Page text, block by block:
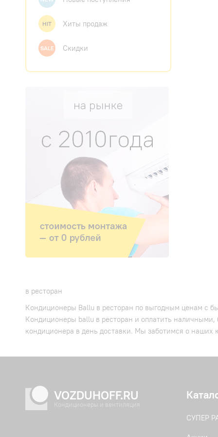
HIT Хиты продаж
SALE Скидки
в ресторан
Кондиционеры Ballu в ресторан по выгодным ценам с
Кондиционеры ballu в ресторан и оплатить
кондиционера в день доставки. Мы заботимся о наших
VOZDUHOFF.RU
Кондиционеры и вентиляция
СУПЕР